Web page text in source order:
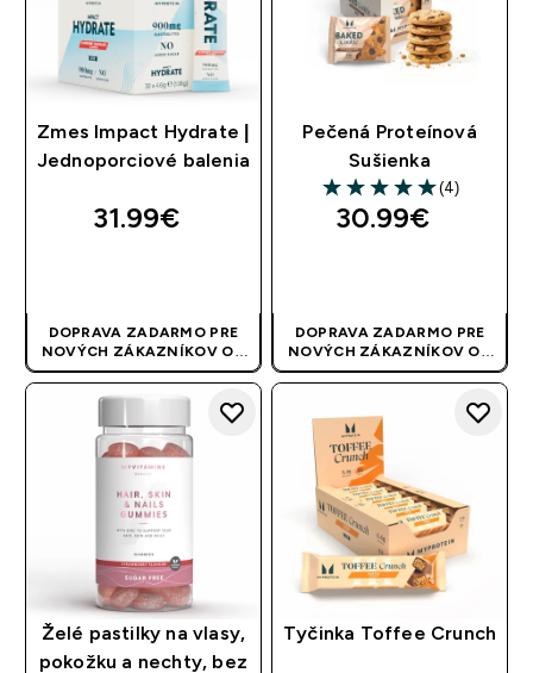
Zmes Impact Hydrate |
Jednoporciové balenia
31.99€‎
DOPRAVA ZADARMO PRE
NOVÝCH ZÁKAZNÍKOV OD
40 EUR| AKCIA SA APLIKUJE
Pečená Proteínová
Sušienka
5 out of 5 stars
(4)
30.99€‎
DOPRAVA ZADARMO PRE
NOVÝCH ZÁKAZNÍKOV OD
40 EUR| AKCIA SA APLIKUJE
Želé pastilky na vlasy,
pokožku a nechty, bez
Tyčinka Toffee Crunch